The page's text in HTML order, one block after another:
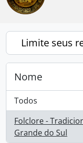
Limite seus
Nome
Todos
Folclore -
Grande do Sul
, 1 resultados